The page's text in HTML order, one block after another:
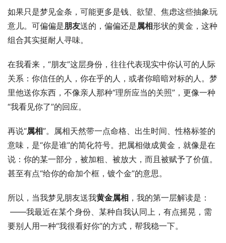
如果只是梦见金条，可能更多是钱、欲望、焦虑这些抽象玩
意儿。可偏偏是朋友送的，偏偏还是属相形状的黄金，这种
组合其实挺耐人寻味。
在我看来，“朋友”这层身份，往往代表现实中你认可的人际
关系：你信任的人，你在乎的人，或者你暗暗对标的人。梦
里他送你东西，不像亲人那种“理所应当的关照”，更像一种
“我看见你了”的回应。
再说“属相”。属相天然带一点命格、出生时间、性格标签的
意味，是“你是谁”的简化符号。把属相做成黄金，就像是在
说：你的某一部分，被加粗、被放大，而且被赋予了价值。
甚至有点“给你的命加个框，镀个金”的意思。
所以，当我梦见朋友送我黄金属相 ，我的第一层解读是：
要别人用一种“我很看好你”的方式，帮我稳一下。